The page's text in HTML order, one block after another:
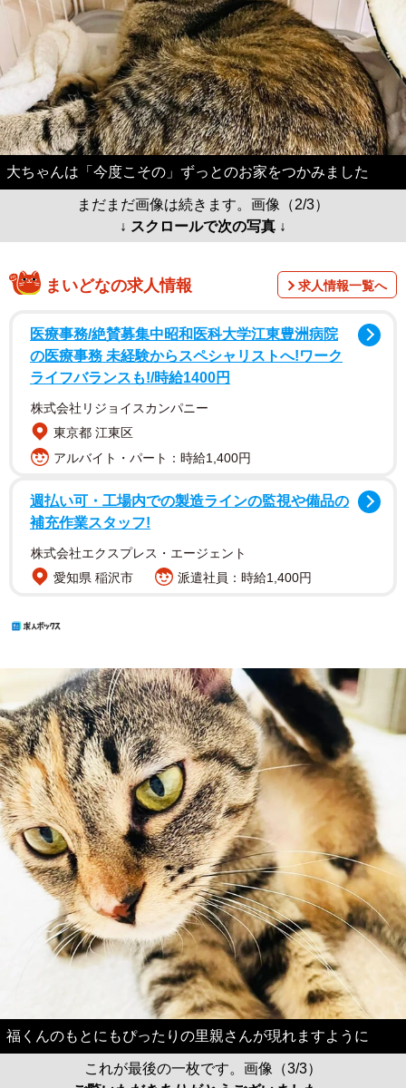
大ちゃんは「今度こその」ずっとのお家をつかみました
まだまだ画像は続きます。画像（2/3）
↓ スクロールで次の写真 ↓
まいどなの求人情報 求人情報一覧へ
医療事務/絶賛募集中昭和医科大学江東豊洲病院
の医療事務 未経験からスペシャリストへ!ワーク
ライフバランスも!/時給1400円
株式会社リジョイスカンパニー
東京都 江東区
アルバイト・パート：時給1,400円
週払い可・工場内での製造ラインの監視や備品の
補充作業スタッフ!
株式会社エクスプレス・エージェント
愛知県 稲沢市
派遣社員：時給1,400円
福くんのもとにもぴったりの里親さんが現れますように
これが最後の一枚です。画像（3/3）